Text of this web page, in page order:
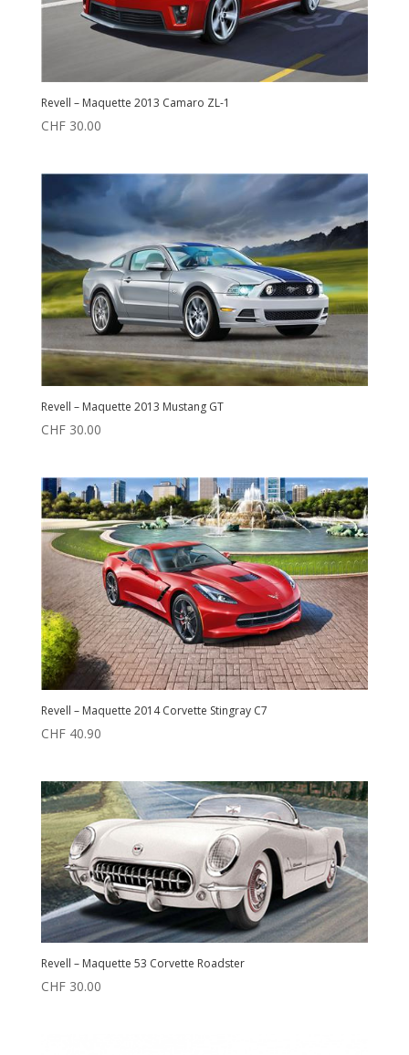
Revell – Maquette 2013 Camaro ZL-1
CHF30.00
Revell – Maquette 2013 Mustang GT
CHF30.00
Revell – Maquette 2014 Corvette Stingray C7
CHF40.90
Revell – Maquette 53 Corvette Roadster
CHF30.00